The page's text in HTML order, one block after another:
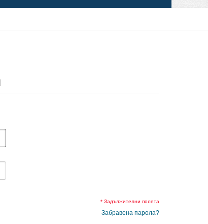
* Задължителни полета
Забравена парола?